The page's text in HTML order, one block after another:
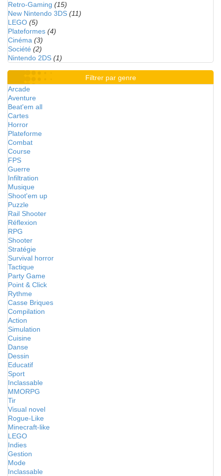
Retro-Gaming (15)
New Nintendo 3DS (11)
LEGO (5)
Plateformes (4)
Cinéma (3)
Société (2)
Nintendo 2DS (1)
Filtrer par genre
Arcade
Aventure
Beat'em all
Cartes
Horror
Plateforme
Combat
Course
FPS
Guerre
Infiltration
Musique
Shoot'em up
Puzzle
Rail Shooter
Réflexion
RPG
Shooter
Stratégie
Survival horror
Tactique
Party Game
Point & Click
Rythme
Casse Briques
Compilation
Action
Simulation
Cuisine
Danse
Dessin
Educatif
Sport
Inclassable
MMORPG
Tir
Visual novel
Rogue-Like
Minecraft-like
LEGO
Indies
Gestion
Mode
Inclassable